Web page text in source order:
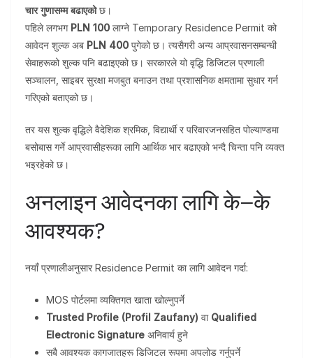
चार गुणासम्म बढाएकोछ।
पहिले लगभग PLN 100 लाग्ने Temporary Residence Permit को
आवेदन शुल्क अब PLN 400 पुगेको छ। त्यसैगरी अन्य आप्रवासनसम्बन्धी
सेवाहरूको शुल्क पनि बढाइएको छ। सरकारले यो वृद्धि डिजिटल प्रणाली
सञ्चालन, साइबर सुरक्षा मजबुत बनाउन तथा प्रशासनिक क्षमतामा सुधार गर्न
गरिएको बताएको छ।
तर यस शुल्क वृद्धिले वैदेशिक श्रमिक, विद्यार्थी र परिवारजनसहित पोल्याण्डमा
बसोबास गर्ने आप्रवासीहरूका लागि आर्थिक भार बढाएको भन्दै चिन्ता पनि व्यक्त
भइरहेको छ।
अनलाइन आवेदनका लागि के–के
आवश्यक?
नयाँ प्रणालीअनुसार Residence Permit का लागि आवेदन गर्दा:
MOS पोर्टलमा व्यक्तिगत खाता खोल्नुपर्ने
Trusted Profile (Profil Zaufany) वा Qualified
Electronic Signature अनिवार्य हुने
सबै आवश्यक कागजातहरू डिजिटल रूपमा अपलोड गर्नुपर्ने